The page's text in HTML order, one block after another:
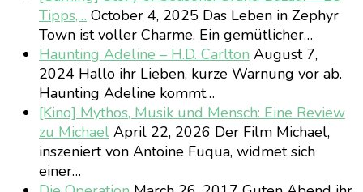
Tipps,… October 4, 2025 Das Leben in Zephyr
Town ist voller Charme. Ein gemütlicher…
Haunting Adeline – H.D. Carlton August 7,
2024 Hallo ihr Lieben, kurze Warnung vor ab.
Haunting Adeline kommt…
[Kino] Mythos, Musik und Mensch: Eine Review
zu Michael April 22, 2026 Der Film Michael,
inszeniert von Antoine Fuqua, widmet sich
einer…